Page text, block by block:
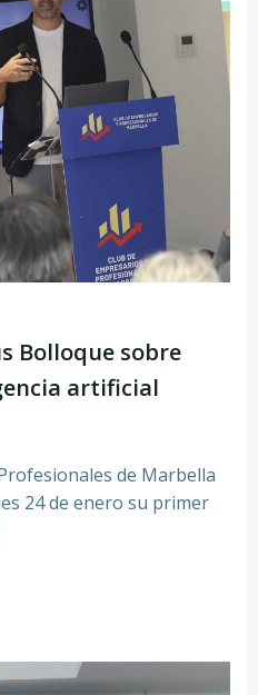
Bolloque sobre
artificial
de Marbella
24 de enero su primer